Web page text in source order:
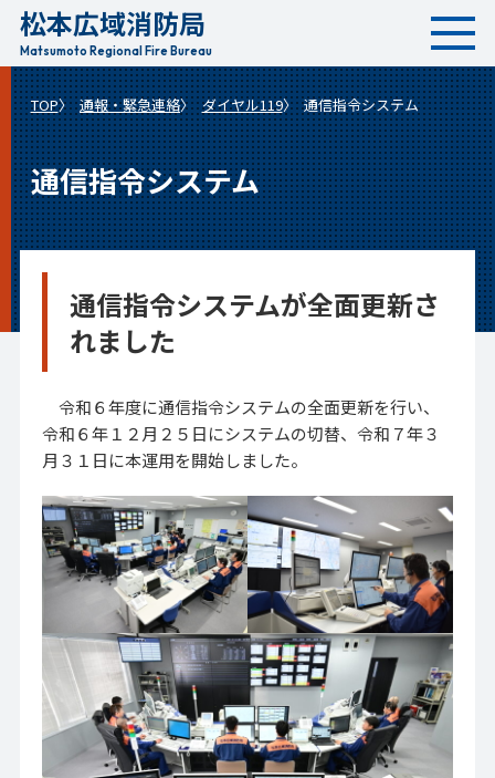
へ
移
動
松本広域消防局
Matsumoto Regional Fire Bureau
TOP 通報・緊急連絡 ダイヤル119 通信指令システム
通信指令システム
通信指令システムが全面更新さ
れました
令和６年度に通信指令システムの全面更新を行い、
令和６年１２月２５日にシステムの切替、令和７年３
月３１日に本運用を開始しました。